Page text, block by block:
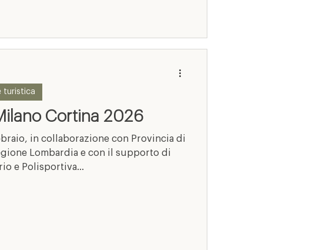
Cortina 2026
in collaborazione con Provincia di
Lombardia e con il supporto di
e Polisportiva...
turistica